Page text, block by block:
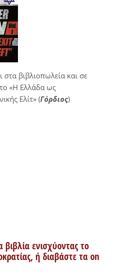
στα βιβλιοπωλεία και σε
«Η Ελλάδα ως
Ελίτ» (Γόρδιος)
ενισχύοντας το
ή διαβάστε τα on